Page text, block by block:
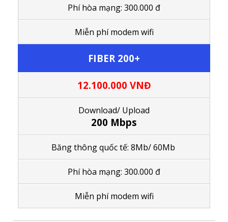
Phí hòa mạng: 300.000 đ
Miễn phí modem wifi
FIBER 200+
12.100.000 VNĐ
Download/ Upload
200 Mbps
Băng thông quốc tế: 8Mb/ 60Mb
Phí hòa mạng: 300.000 đ
Miễn phí modem wifi